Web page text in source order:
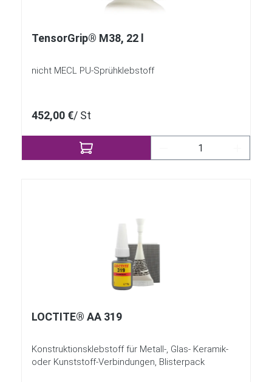
TensorGrip® M38, 22 l
nicht MECL PU-Sprühklebstoff
452,00 €/ St
Produkt Anzahl:
LOCTITE® AA 319
Konstruktionsklebstoff für Metall-, Glas- Keramik-
oder Kunststoff-Verbindungen, Blisterpack